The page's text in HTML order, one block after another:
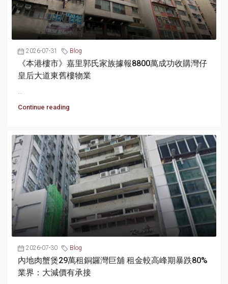
2026-07-31 Blog
《本港樓市》嘉里郭氏家族據報8800萬成功收購灣仔
皇后大道東舊樓物業
...
Continue reading
2026-07-30 Blog
內地肉蟹煲29萬租銅鑼灣巨舖 租金較高峰期暴跌80%
業界：大減價有承接